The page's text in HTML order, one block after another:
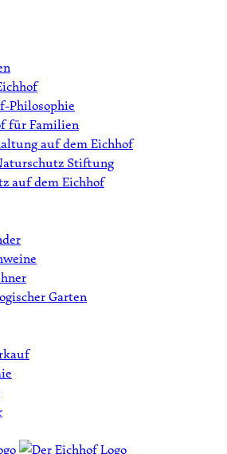
Philosophie
für Familien
auf dem Eichhof
Stiftung
auf dem Eichhof
Garten